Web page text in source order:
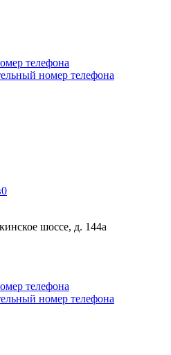
телефона
номер телефона
0
шоссе, д. 144а
телефона
номер телефона